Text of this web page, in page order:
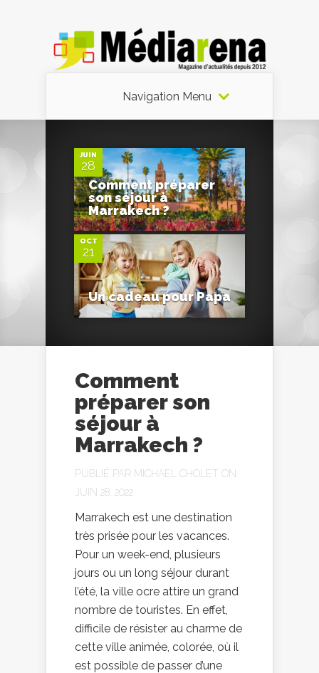
Navigation Menu
JUIN
28
Comment préparer
son séjour à
Marrakech ?
OCT
21
0
Un cadeau pour Papa
Comment
préparer son
séjour à
Marrakech ?
PUBLIÉ PAR MICHAEL CHOLET ON
JUIN 28, 2022
Marrakech est une destination
très prisée pour les vacances.
Pour un week-end, plusieurs
jours ou un long séjour durant
l’été, la ville ocre attire un grand
nombre de touristes. En effet,
difficile de résister au charme de
cette ville animée, colorée, où il
est possible de passer d’une